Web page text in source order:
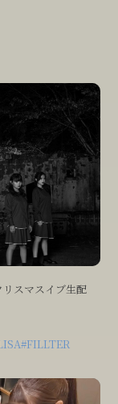
スマスイブ生配
#FILLTER